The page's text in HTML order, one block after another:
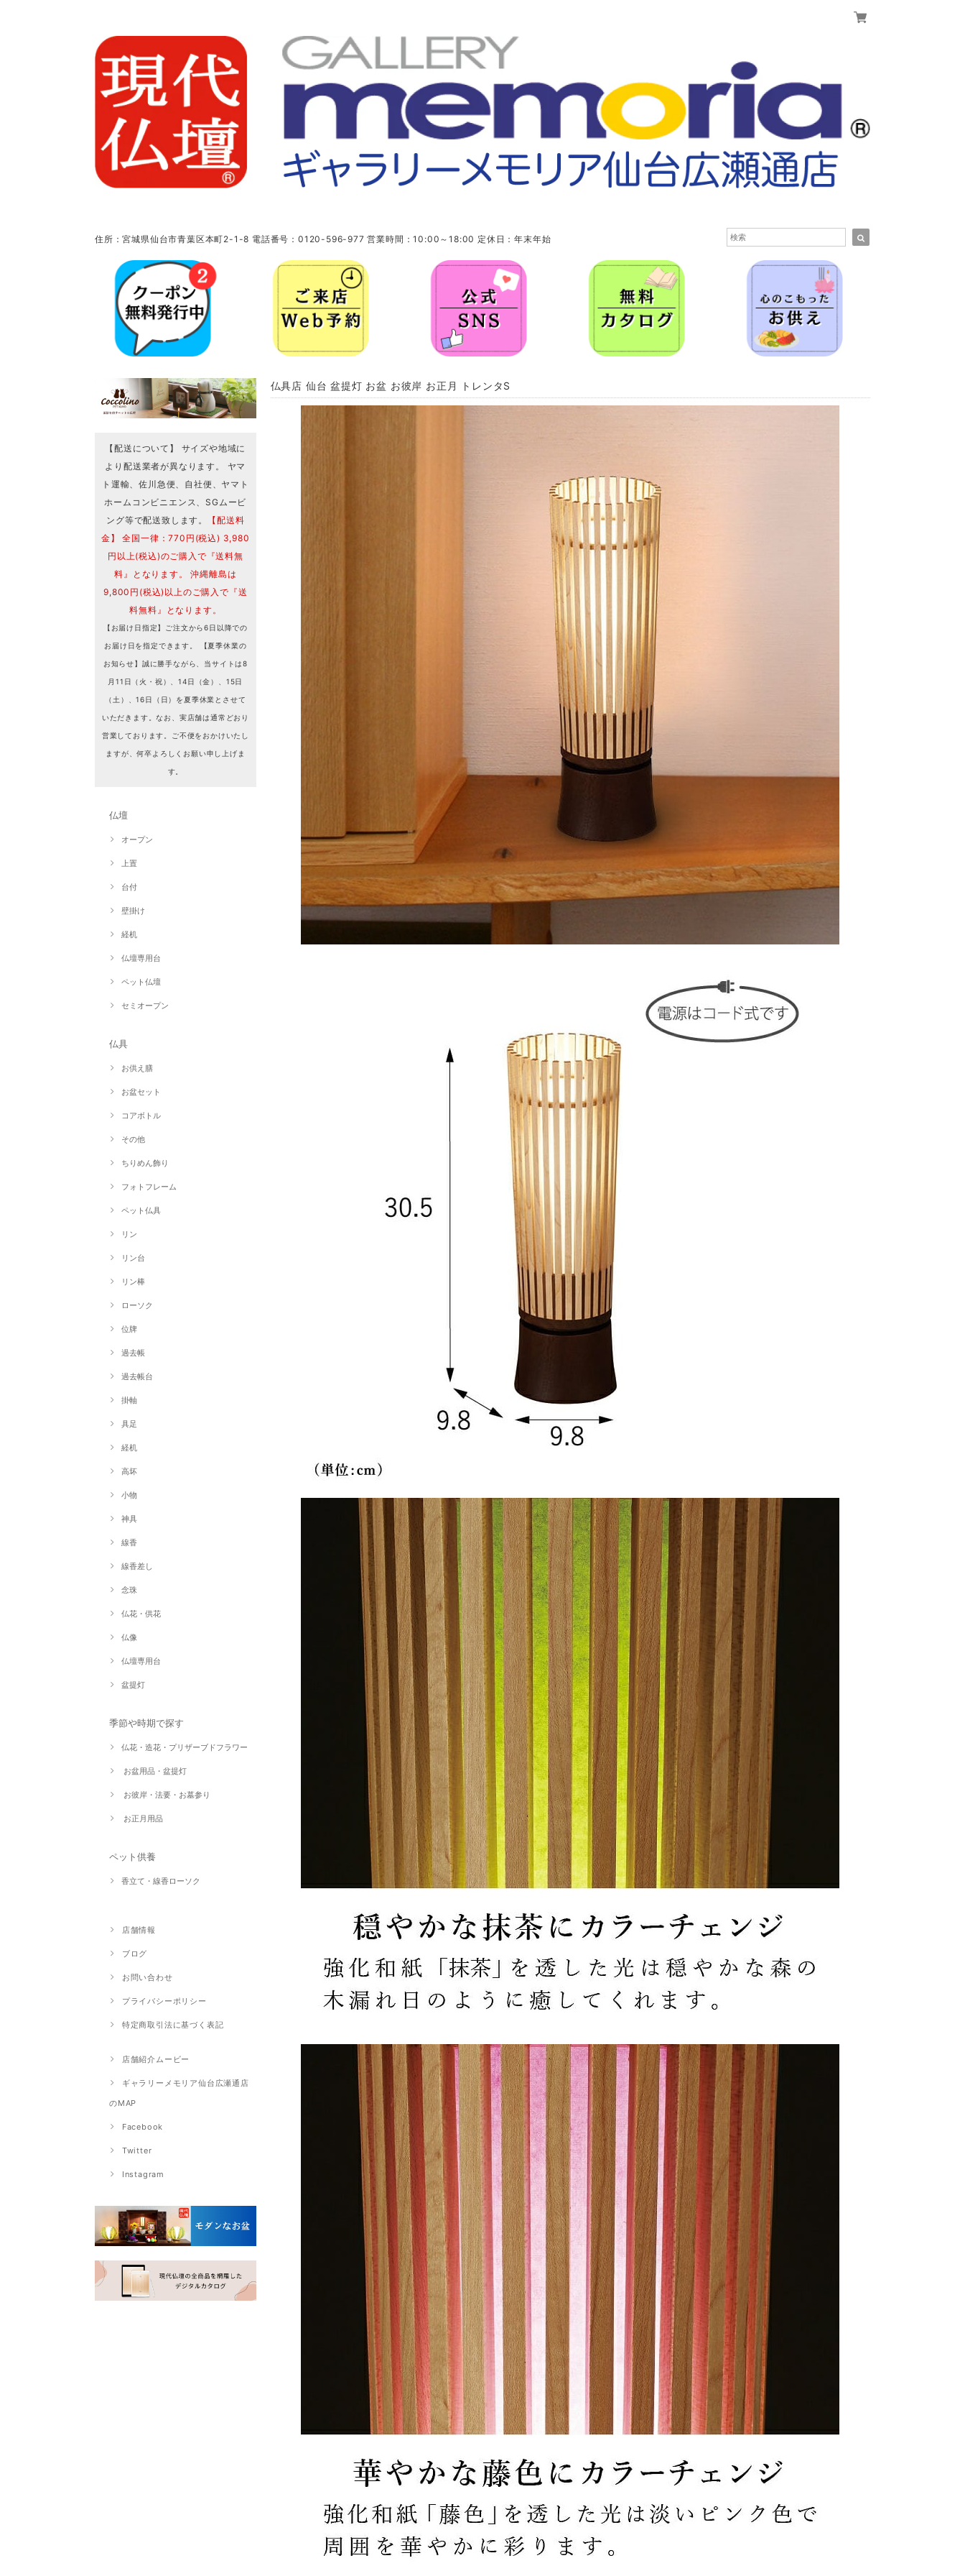
住所：宮城県仙台市青葉区本町2-1-8 電話番号：0120-596-977 営業時間：10:00～18:00 定休日：年末年始
【配送について】 サイズや地域に
より配送業者が異なります。 ヤマ
ト運輸、佐川急便、自社便、ヤマト
ホームコンビニエンス、SGムービ
ング等で配送致します。
【配送料
金】 全国一律：770円(税込) 3,980
円以上(税込)のご購入で『送料無
料』となります。 沖縄離島は
9,800円(税込)以上のご購入で『送
料無料』となります。
【お届け日指定】ご注文から6日以降での
お届け日を指定できます。 【夏季休業の
お知らせ】誠に勝手ながら、当サイトは8
月11日（火・祝）、14日（金）、15日
（土）、16日（日）を夏季休業とさせて
いただきます。なお、実店舗は通常どおり
営業しております。ご不便をおかけいたし
ますが、何卒よろしくお願い申し上げま
す。
仏壇
オープン
上置
台付
壁掛け
経机
仏壇専用台
ペット仏壇
セミオープン
仏具
お供え膳
お盆セット
コアボトル
その他
ちりめん飾り
フォトフレーム
ペット仏具
リン
リン台
リン棒
ローソク
位牌
過去帳
過去帳台
掛軸
具足
経机
高坏
小物
神具
線香
線香差し
念珠
仏花・供花
仏像
仏壇専用台
盆提灯
季節や時期で探す
仏花・造花・プリザーブドフラワー
お盆用品・盆提灯
お彼岸・法要・お墓参り
お正月用品
ペット供養
香立て・線香ローソク
店舗情報
ブログ
お問い合わせ
プライバシーポリシー
特定商取引法に基づく表記
店舗紹介ムービー
ギャラリーメモリア仙台広瀬通店
のMAP
Facebook
Twitter
Instagram
仏具店 仙台 盆提灯 お盆 お彼岸 お正月 トレンタS